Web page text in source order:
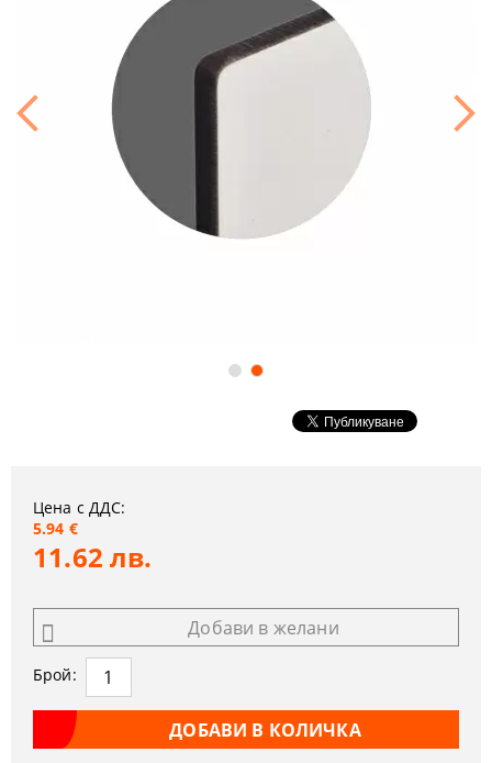
Цена с ДДС:
5.94 €
11.62 лв.
Добави в желани
Брой: